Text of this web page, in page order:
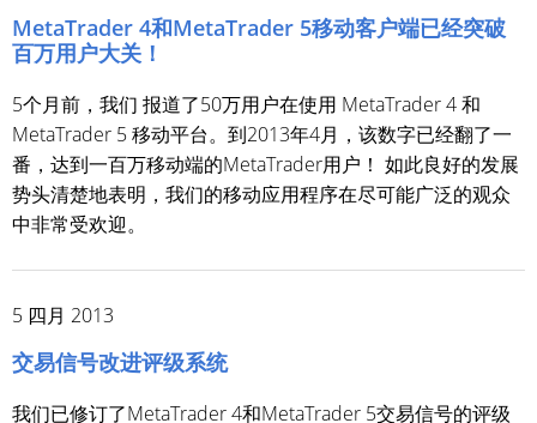
MetaTrader 4和MetaTrader 5移动客户端已经突破
百万用户大关！
5个月前，我们 报道了50万用户在使用 MetaTrader 4 和
MetaTrader 5 移动平台。到2013年4月，该数字已经翻了一
番，达到一百万移动端的MetaTrader用户！ 如此良好的发展
势头清楚地表明，我们的移动应用程序在尽可能广泛的观众
中非常受欢迎。
5 四月 2013
交易信号改进评级系统
我们已修订了MetaTrader 4和MetaTrader 5交易信号的评级